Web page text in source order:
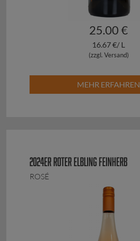
25.00 €
16.67 €/ L
(zzgl. Versand)
MEHR ERFAHREN
2024ER ROTER ELBLING FEINHERB
ROSÉ